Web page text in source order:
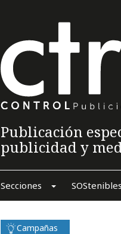
Publicación
publicidad y
Secciones SOStenibles
Campañas